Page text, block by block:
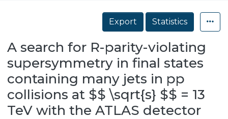
Details
Export
Statistics
A search for R-parity-violating
supersymmetry in final states
containing many jets in pp
collisions at $$ \sqrt{s} $$ = 13
TeV with the ATLAS detector